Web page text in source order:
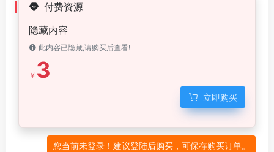
付费资源
隐藏内容
此内容已隐藏,请购买后查看!
￥ 3
立即购买
您当前未登录！建议登陆后购买，可保存购买订单。